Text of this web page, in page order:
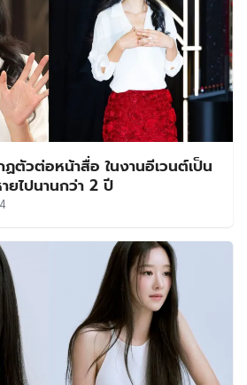
ตัวต่อหน้าสื่อ ในงานอีเวนต์เป็น
ยไปนานกว่า 2 ปี